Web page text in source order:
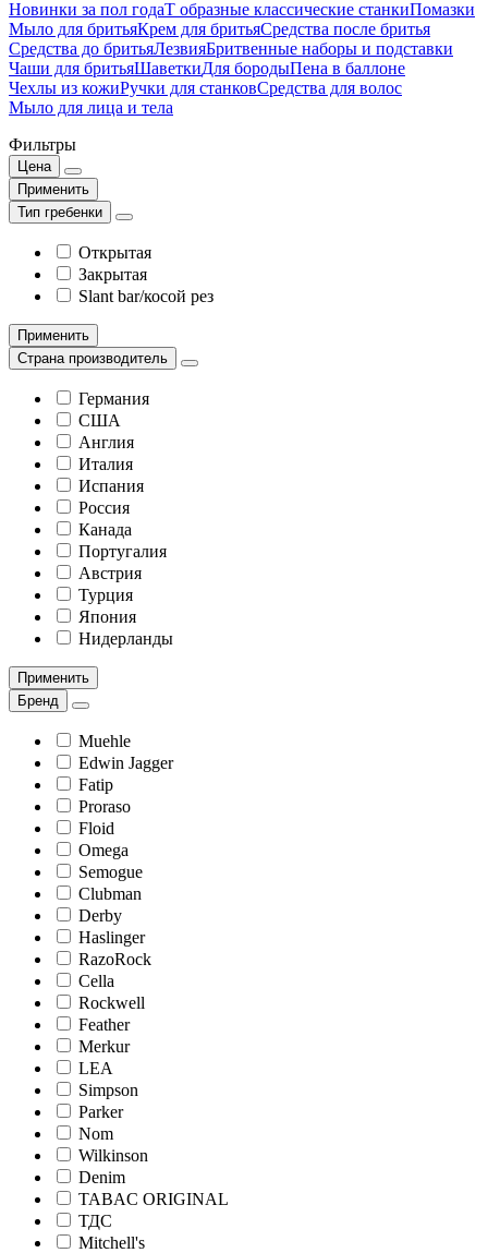
Новинки за пол годаТ образные классические станкиПомазки
Мыло для бритьяКрем для бритьяСредства после бритья
Средства до бритьяЛезвияБритвенные наборы и подставки
Чаши для бритьяШаветкиДля бородыПена в баллоне
Чехлы из кожиРучки для станковСредства для волос
Мыло для лица и тела
Фильтры
Цена
Применить
Тип гребенки
Открытая
Закрытая
Slant bar/косой рез
Применить
Страна производитель
Германия
США
Англия
Италия
Испания
Россия
Канада
Португалия
Австрия
Турция
Япония
Нидерланды
Применить
Бренд
Muehle
Edwin Jagger
Fatip
Proraso
Floid
Omega
Semogue
Clubman
Derby
Haslinger
RazoRock
Cella
Rockwell
Feather
Merkur
LEA
Simpson
Parker
Nom
Wilkinson
Denim
TABAC ORIGINAL
ТДС
Mitchell's